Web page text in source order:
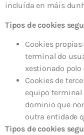
incluída en máis
Tipos de cookies
Cookies
terminal do
xestionado polo
Cookies de
equipo terminal
dominio que
outra entidade
Tipos de cookies